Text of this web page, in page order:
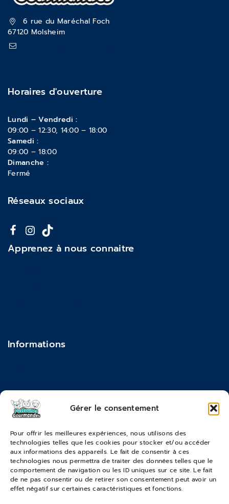
Gérer le consentement
Pour offrir les meilleures expériences, nous utilisons des
technologies telles que les cookies pour stocker et/ou accéder
aux informations des appareils. Le fait de consentir à ces
technologies nous permettra de traiter des données telles que le
comportement de navigation ou les ID uniques sur ce site. Le fait
de ne pas consentir ou de retirer son consentement peut avoir un
effet négatif sur certaines caractéristiques et fonctions.
6 rue du Maréchal Foch
67120 Molsheim
Horaires d'ouverture
Lundi – Vendredi :
09:00 – 12:30, 14:00 – 18:00
Samedi :
09:00 – 18:00
Dimanche :
Fermé
Réseaux sociaux
Apprenez à nous connaitre
Informations
Moyens de paiements
Conditions générales de vente
Suivi de commande
Services & Retours
Modes de livraison